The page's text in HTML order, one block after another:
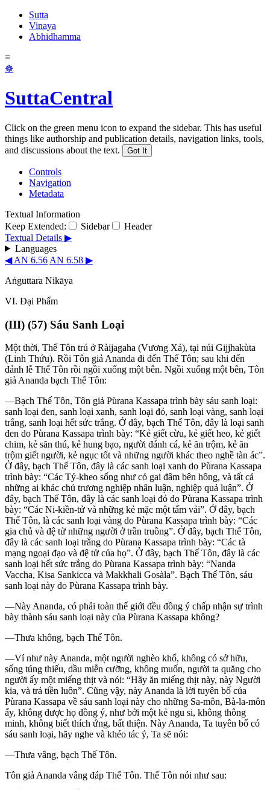
Sutta
Vinaya
Abhidhamma
≡
☸
SuttaCentral
Click on the green menu icon to expand the sidebar. This has useful
things like authorship and publication details, navigation links, tools,
and discussions about the text.
Got It
Controls
Navigation
Metadata
Textual Information
Keep Extended:
Sidebar
Header
Textual Details ▶
Languages
◀ AN 6.56 AN 6.58 ▶
Aṅguttara Nikāya
VI. Ðại Phẩm
(III) (57) Sáu Sanh Loại
Một thời, Thế Tôn trú ở Ràijagaha (Vương Xá), tại núi Gijjhakùta
(Linh Thứu). Rồi Tôn giả Ananda đi đến Thế Tôn; sau khi đến
đảnh lễ Thế Tôn rồi ngồi xuống một bên. Ngồi xuống một bên, Tôn
giả Ananda bạch Thế Tôn:
—Bạch Thế Tôn, Tôn giả Pùrana Kassapa trình bày sáu sanh loại:
sanh loại đen, sanh loại xanh, sanh loại đỏ, sanh loại vàng, sanh loại
trắng, sanh loại hết sức trắng. Ở đây, bạch Thế Tôn, đây là loại sanh
đen do Pùrana Kassapa trình bày: “Kẻ giết cừu, kẻ giết heo, kẻ giết
chim, kẻ săn thú, kẻ hung bạo, người đánh cá, kẻ ăn trộm, kẻ ăn
trộm giết người, kẻ ngục tốt và những người khác theo nghề tàn ác”.
Ở đây, bạch Thế Tôn, đây là các sanh loại xanh do Pùrana Kassapa
trình bày: “Các Tỷ-kheo sống như cỏ gai đâm bên hông, và tất cả
những ai khác chủ trương nghiệp nhân luận, nghiệp quả luận”. Ở
đây, bạch Thế Tôn, đây là các sanh loại đỏ do Pùrana Kassapa trình
bày: “Các Ni-kiền-tử và những kẻ mặc một tấm vải”. Ở đây, bạch
Thế Tôn, là các sanh loại vàng do Pùrana Kassapa trình bày: “Các
gia chủ và đệ tử những người ở trần truồng”. Ở đây, bạch Thế Tôn,
đây là các sanh loại trắng do Pùrana Kassapa trình bày: “Các tà
mạng ngoại đạo và đệ tử của họ”. Ở đây, bạch Thế Tôn, đây là các
sanh loại hết sức trắng do Pùrana Kassapa trình bày: “Nanda
Vaccha, Kisa Sankicca và Makkhali Gosàla”. Bạch Thế Tôn, sáu
sanh loại này do Pùrana Kassapa trình bày.
—Này Ananda, có phải toàn thế giới đều đồng ý chấp nhận sự trình
bày thành sáu sanh loại này của Pùrana Kassapa không?
—Thưa không, bạch Thế Tôn.
—Ví như này Ananda, một người nghèo khổ, không có sở hữu,
sống túng thiếu, dầu miễn cưỡng, không muốn, người ta quăng cho
người ấy một miếng thịt và nói: “Hãy ăn miếng thịt này, này Người
kia, và trả tiền luôn”. Cũng vậy, này Ananda là lời tuyên bố của
Pùrana Kassapa về sáu sanh loại này cho những Sa-môn, Bà-la-môn
ấy, không được họ đồng ý, như bởi một kẻ ngu si, không thông
minh, không biết thích ứng, bất thiện. Này Ananda, Ta tuyên bố có
sáu sanh loại, hãy nghe và khéo tác ý, Ta sẽ nói:
—Thưa vâng, bạch Thế Tôn.
Tôn giả Ananda vâng đáp Thế Tôn. Thế Tôn nói như sau: